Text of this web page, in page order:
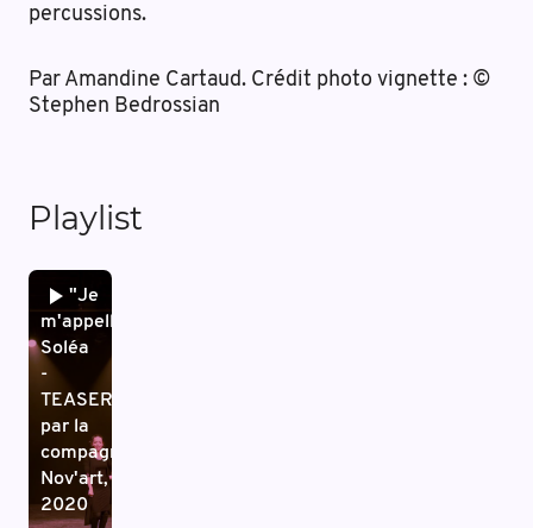
percussions.
Par Amandine Cartaud. Crédit photo vignette : ©
Stephen Bedrossian
Playlist
"Je
m'appelle
Soléa
-
TEASER"
par la
compagnie
Nov'art,
2020